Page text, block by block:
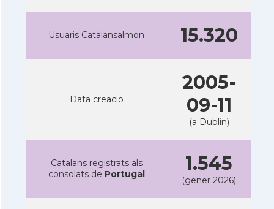
Usuaris Catalansalmon 15.320
Data creacio
2005-
09-11
(a Dublin)
Catalans registrats als
consolats de Portugal 1.545
(gener 2026)